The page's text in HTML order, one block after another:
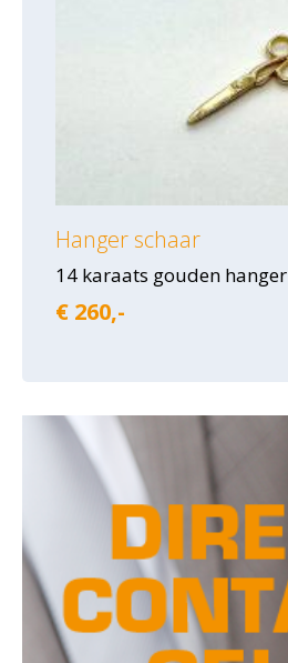
Hanger schaar
14 karaats gouden hanger
€ 260,-